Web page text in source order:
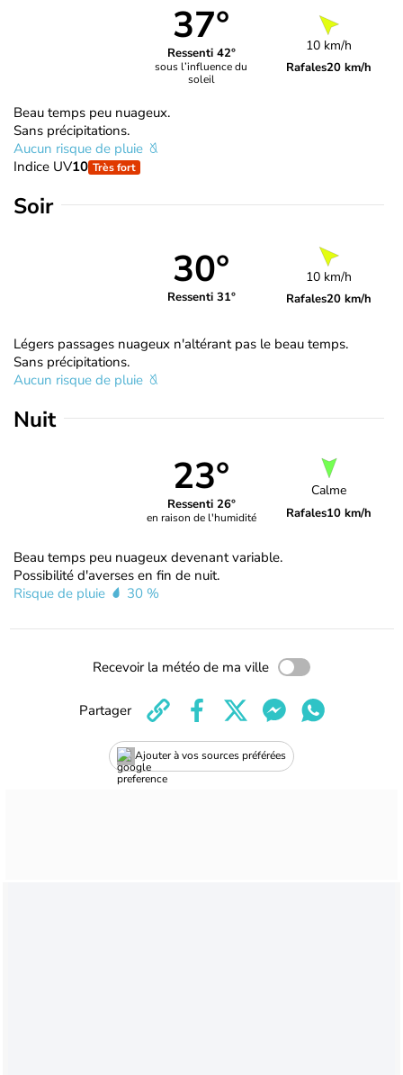
37°
Ressenti 42°
sous l’influence du
soleil
10 km/h
Rafales20 km/h
Beau temps peu nuageux.
Sans précipitations.
Aucun risque de pluie
Indice UV10 Très fort
Soir
30°
Ressenti 31°
10 km/h
Rafales20 km/h
Légers passages nuageux n'altérant pas le beau temps.
Sans précipitations.
Aucun risque de pluie
Nuit
23°
Ressenti 26°
en raison de l'humidité
Calme
Rafales10 km/h
Beau temps peu nuageux devenant variable.
Possibilité d'averses en fin de nuit.
Risque de pluie
30 %
Recevoir la météo de ma ville
Ajouter à vos sources préférées
Partager